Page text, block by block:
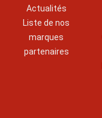
Actualités
Liste de nos
marques
partenaires